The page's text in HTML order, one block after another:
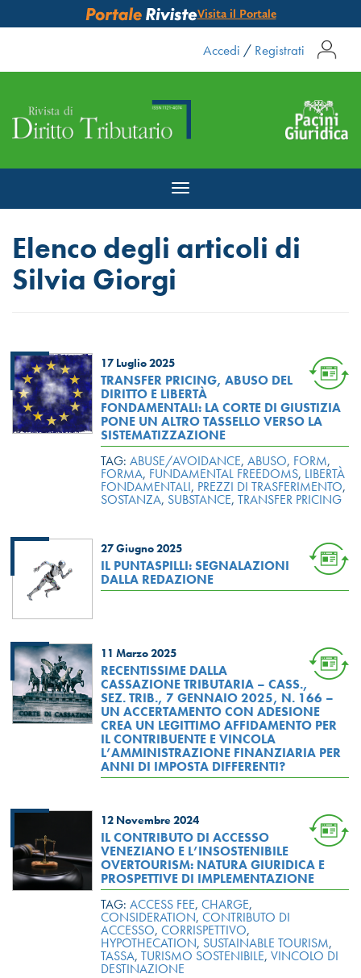
Visita il Portale
Accedi / Registrati
Toggle
navigation
Elenco degli articoli di
Silvia Giorgi
17 Luglio 2025
TRANSFER PRICING, ABUSO DEL
DIRITTO E LIBERTÀ
FONDAMENTALI: LA CORTE DI GIUSTIZIA
PONE UN ALTRO TASSELLO VERSO LA
SISTEMATIZZAZIONE
TAG: ABUSE/AVOIDANCE, ABUSO, FORM,
FORMA, FUNDAMENTAL FREEDOMS, LIBERTÀ
FONDAMENTALI, PREZZI DI TRASFERIMENTO,
SOSTANZA, SUBSTANCE, TRANSFER PRICING
27 Giugno 2025
IL PUNTASPILLI: SEGNALAZIONI
DALLA REDAZIONE
11 Marzo 2025
RECENTISSIME DALLA
CASSAZIONE TRIBUTARIA – CASS.,
SEZ. TRIB., 7 GENNAIO 2025, N. 166 –
UN ACCERTAMENTO CON ADESIONE
CREA UN LEGITTIMO AFFIDAMENTO PER
IL CONTRIBUENTE E VINCOLA
L’AMMINISTRAZIONE FINANZIARIA PER
ANNI DI IMPOSTA DIFFERENTI?
12 Novembre 2024
IL CONTRIBUTO DI ACCESSO
VENEZIANO E L’INSOSTENIBILE
OVERTOURISM: NATURA GIURIDICA E
PROSPETTIVE DI IMPLEMENTAZIONE
TAG: ACCESS FEE, CHARGE,
CONSIDERATION, CONTRIBUTO DI
ACCESSO, CORRISPETTIVO,
HYPOTHECATION, SUSTAINABLE TOURISM,
TASSA, TURISMO SOSTENIBILE, VINCOLO DI
DESTINAZIONE